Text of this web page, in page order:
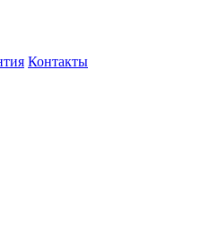
Контакты